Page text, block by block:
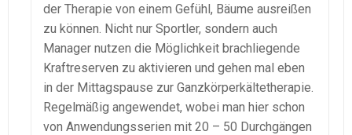
der Therapie von einem Gefühl, Bäume ausreißen
zu können. Nicht nur Sportler, sondern auch
Manager nutzen die Möglichkeit brachliegende
Kraftreserven zu aktivieren und gehen mal eben
in der Mittagspause zur Ganzkörperkältetherapie.
Regelmäßig angewendet, wobei man hier schon
von Anwendungsserien mit 20 – 50 Durchgängen